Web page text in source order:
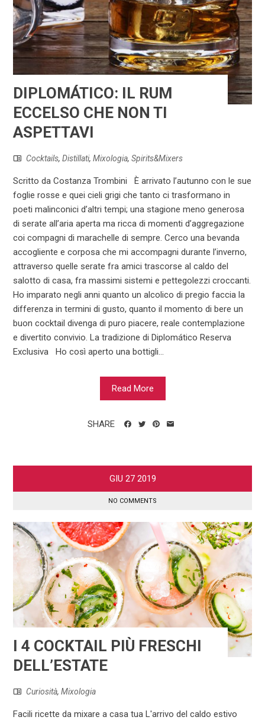
DIPLOMÁTICO: IL RUM
ECCELSO CHE NON TI
ASPETTAVI
Cocktails,Distillati,Mixologia,Spirits&Mixers
Scritto da Costanza Trombini È arrivato l’autunno con le sue
foglie rosse e quei cieli grigi che tanto ci trasformano in
poeti malinconici d’altri tempi; una stagione meno generosa
di serate all’aria aperta ma ricca di momenti d’aggregazione
coi compagni di marachelle di sempre. Cerco una bevanda
accogliente e corposa che mi accompagni durante l’inverno,
attraverso quelle serate fra amici trascorse al caldo del
salotto di casa, fra massimi sistemi e pettegolezzi croccanti.
Ho imparato negli anni quanto un alcolico di pregio faccia la
differenza in termini di gusto, quanto il momento di bere un
buon cocktail divenga di puro piacere, reale contemplazione
e divertito convivio. La tradizione di Diplomático Reserva
Exclusiva Ho così aperto una bottigli...
Read More
SHARE
GIU 27 2019
NO COMMENTS
I 4 COCKTAIL PIÙ FRESCHI
DELL’ESTATE
Curiosità,Mixologia
Facili ricette da mixare a casa tua L'arrivo del caldo estivo